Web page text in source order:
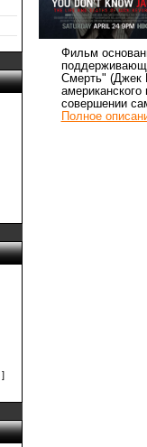
]
Фильм
Смерть" (Джек
совершении
Полное